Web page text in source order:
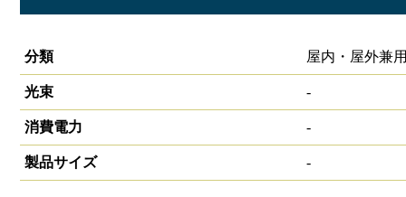
分類
屋内・屋外兼
光束 -
消費電力 -
製品サイズ -